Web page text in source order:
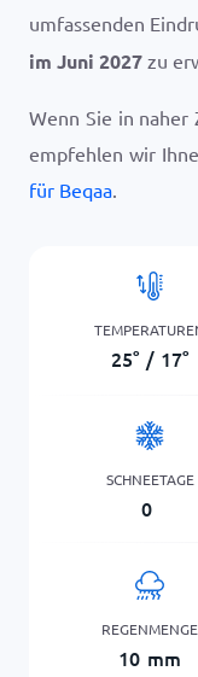
umfassenden
im Juni 2027 zu
Wenn Sie in naher
empfehlen wir
für Beqaa.
25° / 17°
SCHNEETAGE
0
REGENMENGE
10 mm